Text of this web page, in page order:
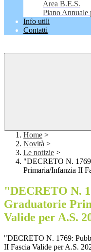
Area B.E.S.
Piano Annuale
Info utili
Contatti
Home >
Novità >
Le notizie >
"DECRETO N.
Primaria/Infanzia II
"DECRETO N.
Graduatorie
Valide per A.S.
"DECRETO N. 1769:
II Fascia Valide per A.S.